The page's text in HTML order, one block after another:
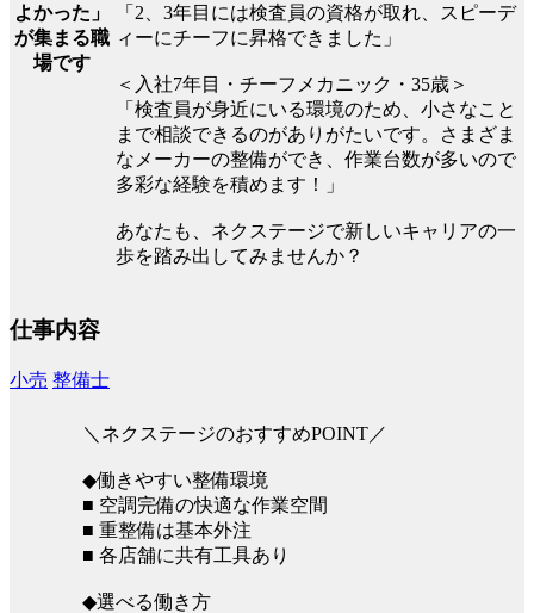
よかった」
が集まる職
場です
「2、3年目には検査員の資格が取れ、スピーデ
ィーにチーフに昇格できました」
＜入社7年目・チーフメカニック・35歳＞
「検査員が身近にいる環境のため、小さなこと
まで相談できるのがありがたいです。さまざま
なメーカーの整備ができ、作業台数が多いので
多彩な経験を積めます！」
あなたも、ネクステージで新しいキャリアの一
歩を踏み出してみませんか？
仕事内容
小売 整備士
＼ネクステージのおすすめPOINT／
◆働きやすい整備環境
■ 空調完備の快適な作業空間
■ 重整備は基本外注
■ 各店舗に共有工具あり
◆選べる働き方